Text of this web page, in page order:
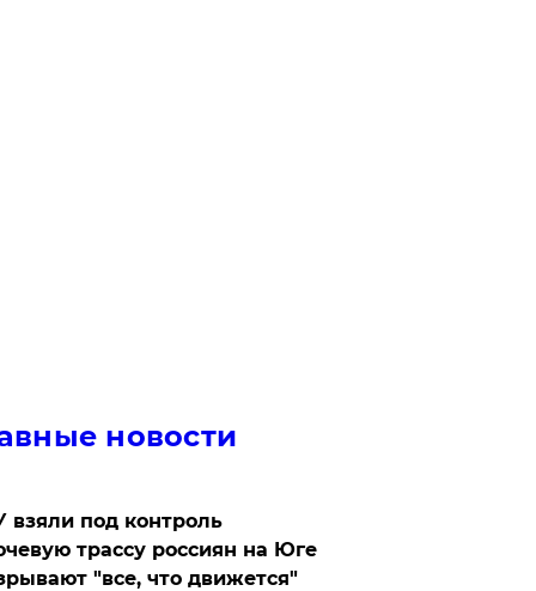
новости
взяли под контроль
трассу россиян на Юге
"все, что движется"